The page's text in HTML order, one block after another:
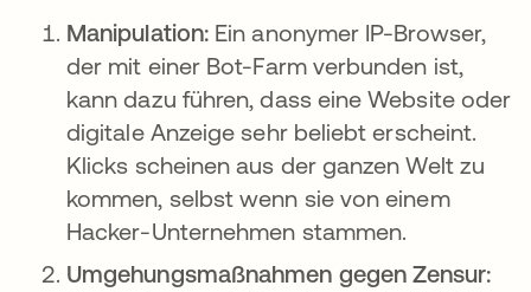
Manipulation: Ein anonymer IP-Browser,
der mit einer Bot-Farm verbunden ist,
kann dazu führen, dass eine Website oder
digitale Anzeige sehr beliebt erscheint.
Klicks scheinen aus der ganzen Welt zu
kommen, selbst wenn sie von einem
Hacker-Unternehmen stammen.
Umgehungsmaßnahmen gegen Zensur: